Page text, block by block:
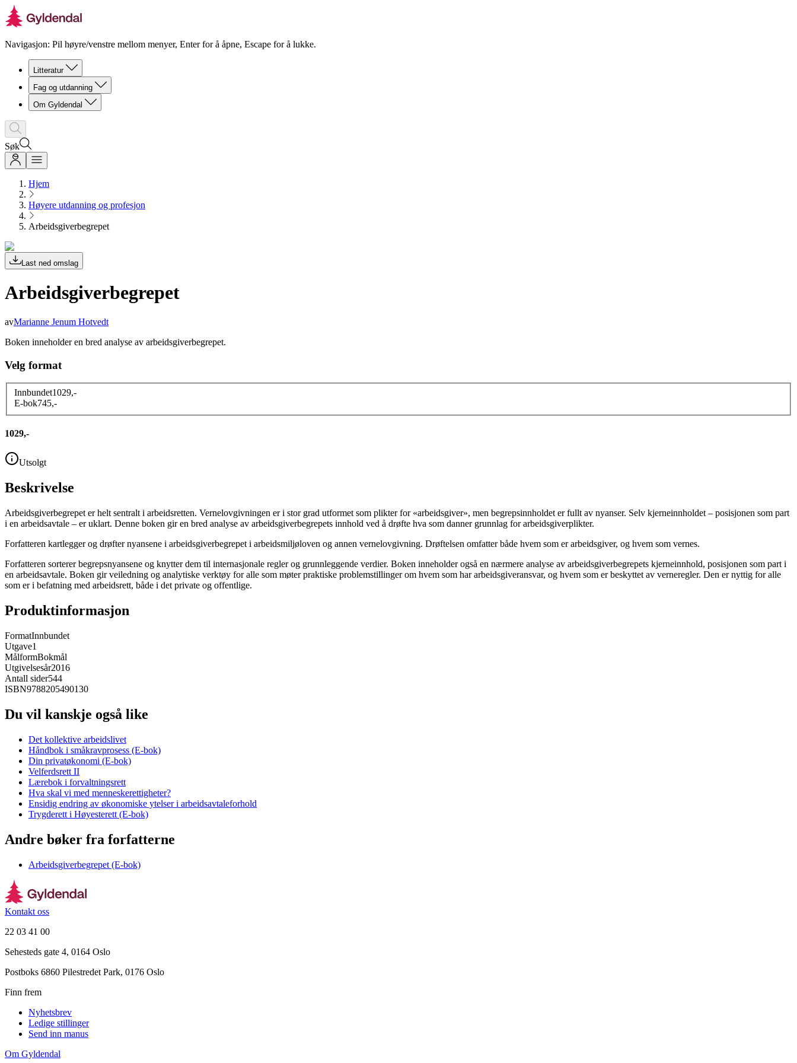
Navigasjon: Pil høyre/venstre mellom menyer, Enter for å åpne, Escape for å lukke.
Litteratur
Fag og utdanning
Om Gyldendal
Søk
Hjem
Høyere utdanning og profesjon
Arbeidsgiverbegrepet
Last ned omslag
Arbeidsgiverbegrepet
avMarianne Jenum Hotvedt
Boken inneholder en bred analyse av arbeidsgiverbegrepet.
Velg format
Innbundet1029,-
E-bok745,-
1029,-
Utsolgt
Beskrivelse
Arbeidsgiverbegrepet er helt sentralt i arbeidsretten. Vernelovgivningen er i stor grad utformet som plikter for «arbeidsgiver», men begrepsinnholdet er fullt av nyanser. Selv kjerneinnholdet – posisjonen som part
i en arbeidsavtale – er uklart. Denne boken gir en bred analyse av arbeidsgiverbegrepets innhold ved å drøfte hva som danner grunnlag for arbeidsgiverplikter.
Forfatteren kartlegger og drøfter nyansene i arbeidsgiverbegrepet i arbeidsmiljøloven og annen vernelovgivning. Drøftelsen omfatter både hvem som er arbeidsgiver, og hvem som vernes.
Forfatteren sorterer begrepsnyansene og knytter dem til internasjonale regler og grunnleggende verdier. Boken inneholder også en nærmere analyse av arbeidsgiverbegrepets kjerneinnhold, posisjonen som part i
en arbeidsavtale. Boken gir veiledning og analytiske verktøy for alle som møter praktiske problemstillinger om hvem som har arbeidsgiveransvar, og hvem som er beskyttet av verneregler. Den er nyttig for alle
som er i befatning med arbeidsrett, både i det private og offentlige.
Produktinformasjon
FormatInnbundet
Utgave1
MålformBokmål
Utgivelsesår2016
Antall sider544
ISBN9788205490130
Du vil kanskje også like
Det kollektive arbeidslivet
Håndbok i småkravprosess (E-bok)
Din privatøkonomi (E-bok)
Velferdsrett II
Lærebok i forvaltningsrett
Hva skal vi med menneskerettigheter?
Ensidig endring av økonomiske ytelser i arbeidsavtaleforhold
Trygderett i Høyesterett (E-bok)
Andre bøker fra forfatterne
Arbeidsgiverbegrepet (E-bok)
Kontakt oss
22 03 41 00
Sehesteds gate 4, 0164 Oslo
Postboks 6860 Pilestredet Park, 0176 Oslo
Finn frem
Nyhetsbrev
Ledige stillinger
Send inn manus
Om Gyldendal